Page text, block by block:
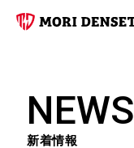
NEWS
新着情報